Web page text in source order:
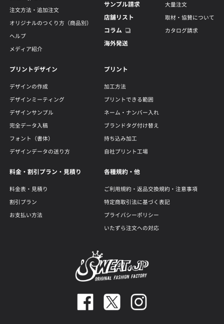
注文方法・追加注文
オリジナルのつくり方（商品別）
ヘルプ
メディア紹介
サンプル請求
店舗リスト
コラム
海外発送
大量注文
取材・協賛について
カタログ請求
プリントデザイン
デザインの作成
デザインミーティング
デザインサンプル
完全データ入稿
フォント（書体）
デザインデータの送り方
プリント
加工方法
プリントできる範囲
ネーム・ナンバー入れ
ブランドタグ付け替え
持ち込み加工
自社プリント工場
料金・割引プラン・見積り
料金表・見積り
割引プラン
お支払い方法
各種規約・他
ご利用規約・返品交換規約・注意事項
特定商取引法に基づく表記
プライバシーポリシー
いたずら注文への対応